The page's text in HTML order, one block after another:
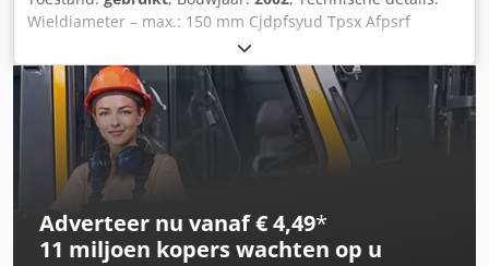
Wieldiameter – max.: 150 mm Cjdpfsyud Tpsx Afpsrf
Wielbreedte: * mm Module – max.: 3,5 Module – min.: 1,25
Totale vermogensbehoefte: * kW Machinegewicht ca.: 6,5 t
Benodigde ruimte ca.: 2,35 x 2,10 x 2,35 m Tandbreedte: 45
mm Boringdiameter: 100 mm Opspanvlak: 1300 x 300 mm
Adverteer nu vanaf € 4,49*
11 miljoen koperswachten op u